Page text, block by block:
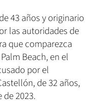
43 años y originario
las autoridades de
que comparezca
Beach, en el
por el
de 32 años,
2023.